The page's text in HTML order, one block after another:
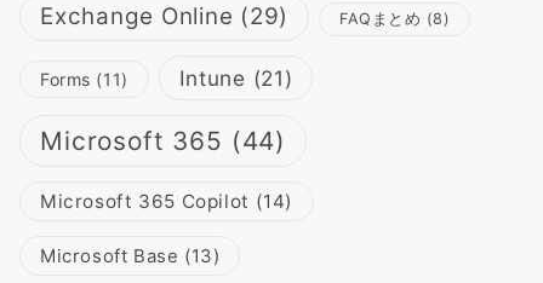
Exchange Online (29) FAQまとめ (8)
Forms (11) Intune (21)
Microsoft 365 (44)
Microsoft 365 Copilot (14)
Microsoft Base (13)